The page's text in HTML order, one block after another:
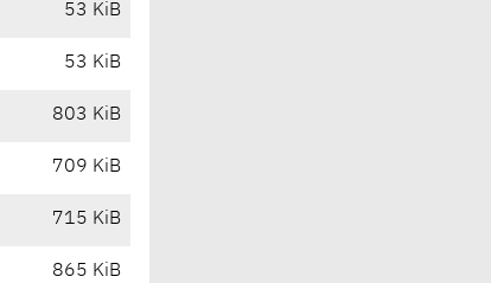
53 KiB
53 KiB
803 KiB
709 KiB
715 KiB
865 KiB